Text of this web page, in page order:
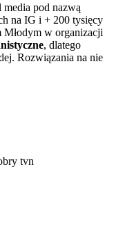
pod nazwą
na IG i + 200 tysięcy
Młodym w organizacji
, dlatego
Rozwiązania na nie